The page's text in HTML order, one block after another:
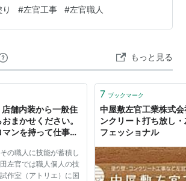
より美しい白壁が魅力的ですが、「木
れないか？」「プロはどうやって均一
か。 今回は、本格的な左官工事の現場
城かべ」を使用した2度塗りの全工程を
また、工事前に当…
#左官工事 #左官職人
もっと見る
舗内装から一般住
まかせください。
ンを持って仕事を
の職人に技能が蓄積し
左官では職人個人の技
作室（アトリエ）に国
7 ブックマーク
中屋敷左官工業株式
ンクリート打ち放し
フェッショナル